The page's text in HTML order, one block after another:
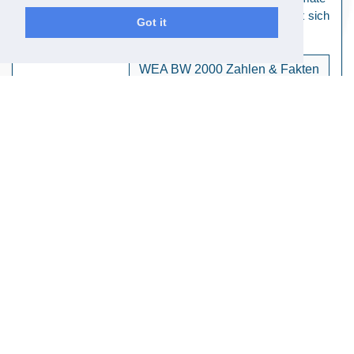
Got it
Version (CCV) und Hot-Climate-Version (HCV) eignet sich
WEA BW 2000 Zahlen & Fakten